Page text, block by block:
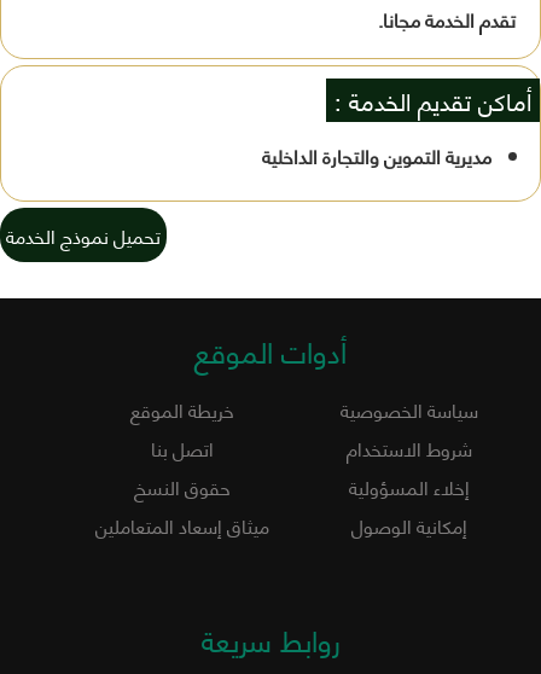
تقدم الخدمة مجانا.
أماكن تقديم الخدمة :
مديرية التموين والتجارة الداخلية
تحميل نموذج الخدمة
أدوات الموقع
سياسة الخصوصية
خريطة الموقع
شروط الاستخدام
اتصل بنا
إخلاء المسؤولية
حقوق النسخ
إمكانية الوصول
ميثاق إسعاد المتعاملين
روابط سريعة